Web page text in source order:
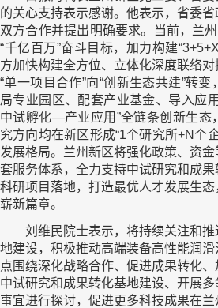
的关心支持表示感谢。他表示，省委
双方合作并提出明确要求。当前，兰
“千亿百万”奋斗目标，加力构建
方加快构建全方位、立体化深度联络
“单一项目合作”向“创新生态共建”转
局专业园区、配套产业基金、导入应
中试孵化—产业应用”全链条创新生态
究方向均在新区形成“1个研究所+N个
发展格局。兰州新区将强化政策、资
套服务体系，全力支持中试研究和成
科研项目落地，打造最优人才发展生
崭新篇章。
刘维民院士表示，将持续关注和
地建设，积极推动高端装备高性能润
点围绕深化战略合作、促进成果转化
中试研究和成果转化基地建设、开展
事宜进行探讨，促进更多科技成果在